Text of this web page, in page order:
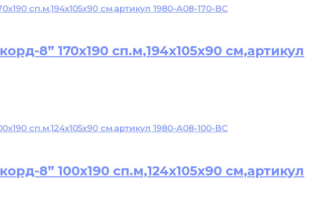
8” 170х190 сп.м,194х105х90 см,артикул
8” 100х190 сп.м,124х105х90 см,артикул